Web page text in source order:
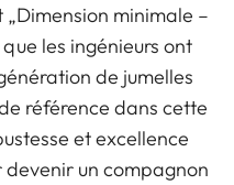
„Dimension minimale –
les ingénieurs ont
de jumelles
référence dans cette
et excellence
devenir un compagnon